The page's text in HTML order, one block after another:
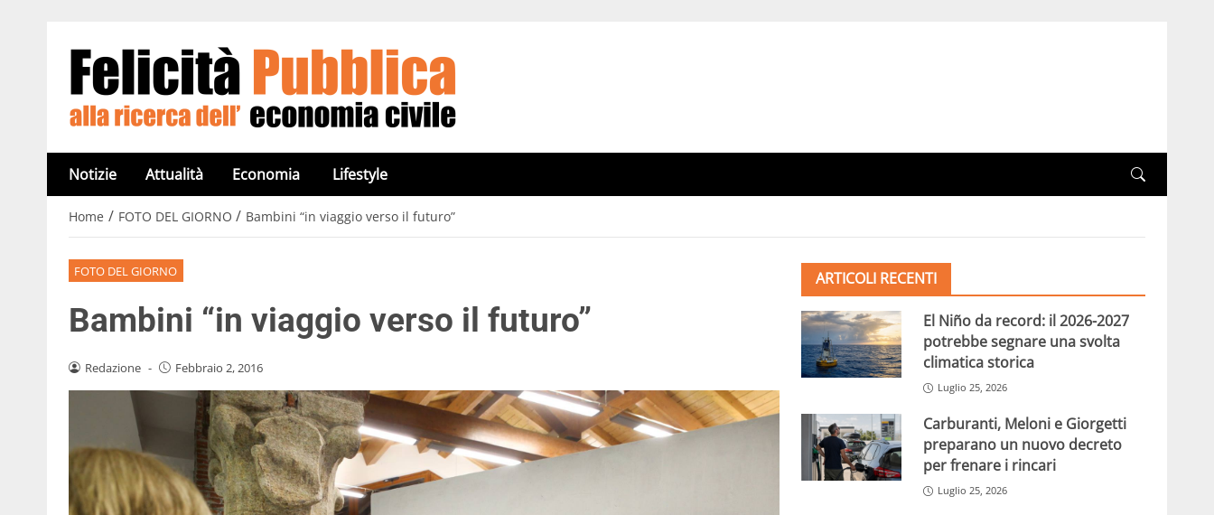
Notizie Attualità Economia Lifestyle
Home / FOTO DEL GIORNO / Bambini “in viaggio verso il futuro”
FOTO DEL GIORNO
Bambini “in viaggio verso il futuro”
Redazione - Febbraio 2, 2016
ARTICOLI RECENTI
El Niño da record: il 2026-2027
potrebbe segnare una svolta
climatica storica
Luglio 25, 2026
Carburanti, Meloni e Giorgetti
preparano un nuovo decreto
per frenare i rincari
Luglio 25, 2026